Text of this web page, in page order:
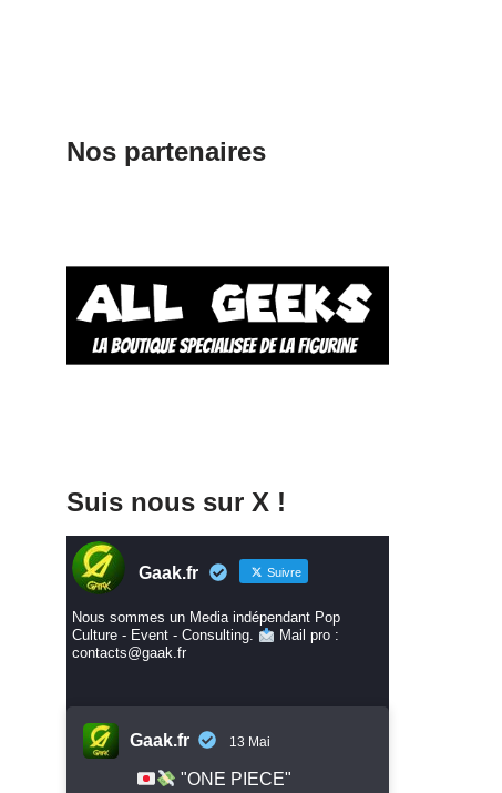
Nos partenaires
Suis nous sur X !
Gaak.fr Suivre
Nous sommes un Media indépendant Pop
Culture - Event - Consulting.
Mail pro :
contacts@gaak.fr
Gaak.fr 13 Mai
"ONE PIECE"